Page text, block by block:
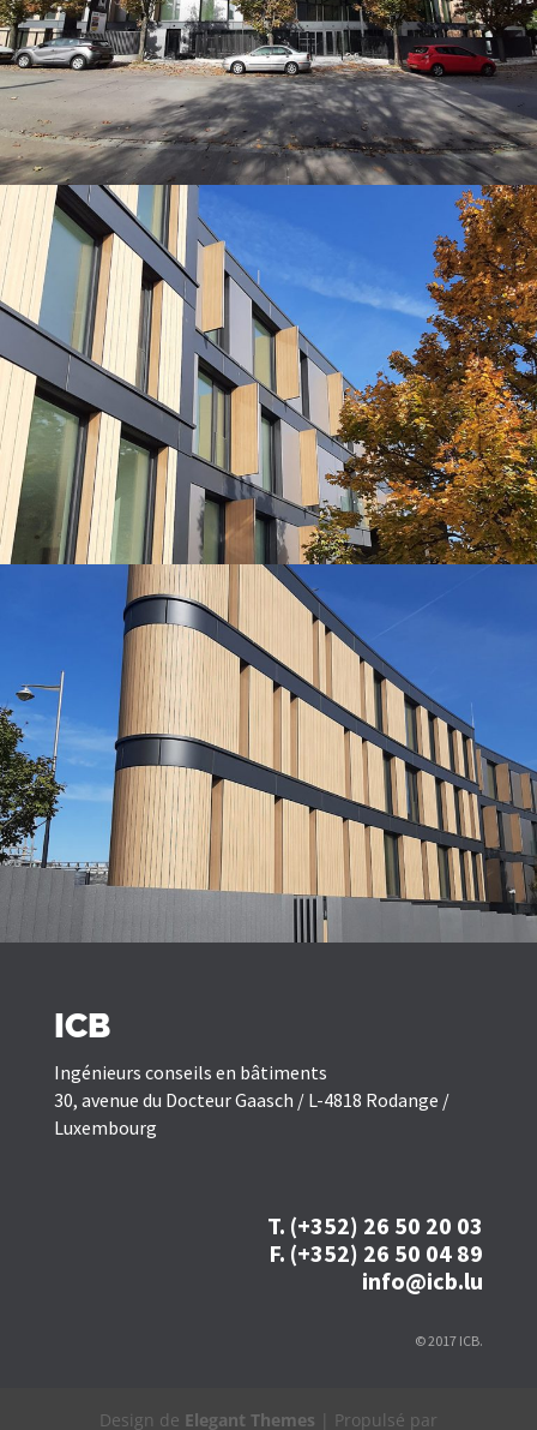
ICB
Ingénieurs conseils en bâtiments
30, avenue du Docteur Gaasch / L-4818 Rodange /
Luxembourg
T. (+352) 26 50 20 03
F. (+352) 26 50 04 89
info@icb.lu
© 2017 ICB.
Design de Elegant Themes | Propulsé par